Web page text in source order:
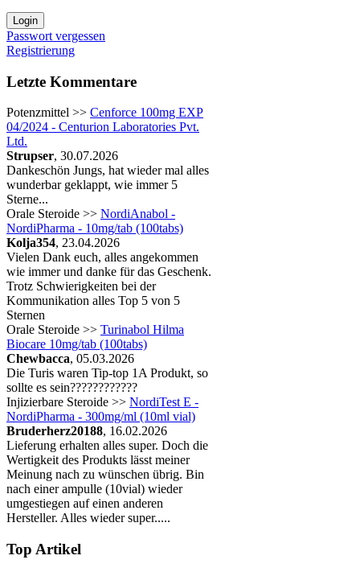
Passwort vergessen
Registrierung
Letzte Kommentare
Potenzmittel >> Cenforce 100mg EXP
04/2024 - Centurion Laboratories Pvt.
Ltd.
Strupser, 30.07.2026
Dankeschön Jungs, hat wieder mal alles
wunderbar geklappt, wie immer 5
Sterne...
Orale Steroide >> NordiAnabol -
NordiPharma - 10mg/tab (100tabs)
Kolja354, 23.04.2026
Vielen Dank euch, alles angekommen
wie immer und danke für das Geschenk.
Trotz Schwierigkeiten bei der
Kommunikation alles Top 5 von 5
Sternen
Orale Steroide >> Turinabol Hilma
Biocare 10mg/tab (100tabs)
Chewbacca, 05.03.2026
Die Turis waren Tip-top 1A Produkt, so
sollte es sein????????????
Injizierbare Steroide >> NordiTest E -
NordiPharma - 300mg/ml (10ml vial)
Bruderherz20188, 16.02.2026
Lieferung erhalten alles super. Doch die
Wertigkeit des Produkts lässt meiner
Meinung nach zu wünschen übrig. Bin
nach einer ampulle (10vial) wieder
umgestiegen auf einen anderen
Hersteller. Alles wieder super.....
Top Artikel